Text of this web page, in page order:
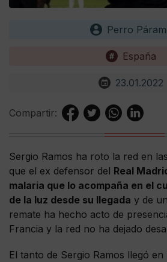
Perro
España
23.01.2022
Compartir:
Sergio Ramos ha roto la red en
que el ex defensor del Real
malaria que lo acompaña en el
de la luz desde su llegada y de
remate ha hecho acto de
Francia y la red no ha dejado
El tanto de Sergio Ramos llegó